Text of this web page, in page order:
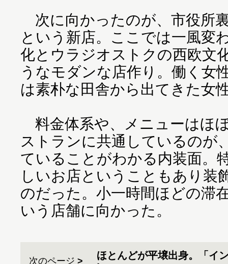
次に向かったのが、市役所
という新店。ここでは一風変
化とウラジオストクの西欧文
うなモダンな店作り。働く女
は素朴な田舎から出てきた女
料金体系や、メニューはほ
ストランに共通しているのが
ていることがわかる内装面。
しいお店ということもあり装
のだった。小一時間ほどの滞
いう店舗に向かった。
次のページ
ほとんどが平壌出身。「イ